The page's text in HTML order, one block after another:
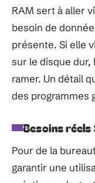
RAM sert à aller
besoin de
présente. Si elle
sur le disque
ramer. Un détail
des programmes
Besoins réels
Pour de la
garantir une